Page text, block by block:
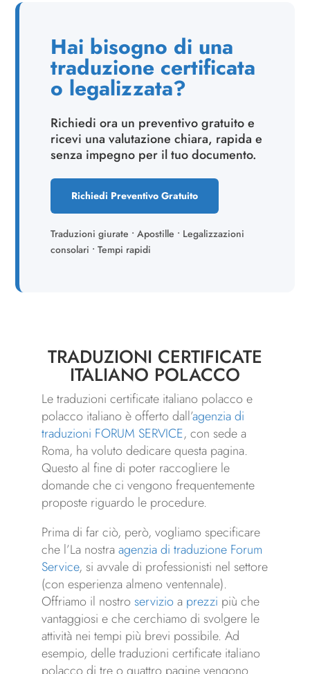
Hai bisogno di una
traduzione certificata
o legalizzata?
Richiedi ora un preventivo gratuito e
ricevi una valutazione chiara, rapida e
senza impegno per il tuo documento.
Richiedi Preventivo Gratuito
Traduzioni giurate • Apostille • Legalizzazioni
consolari • Tempi rapidi
TRADUZIONI CERTIFICATE
ITALIANO POLACCO
Le traduzioni certificate italiano polacco e
polacco italiano è offerto dall’agenzia di
traduzioni FORUM SERVICE, con sede a
Roma, ha voluto dedicare questa pagina.
Questo al fine di poter raccogliere le
domande che ci vengono frequentemente
proposte riguardo le procedure.
Prima di far ciò, però, vogliamo specificare
che l’La nostraagenzia di traduzione Forum
Service, si avvale di professionisti nel settore
(con esperienza almeno ventennale).
Offriamo il nostroservizioa prezzi più che
vantaggiosi e che cerchiamo di svolgere le
attività nei tempi più brevi possibile. Ad
esempio, delle traduzioni certificate italiano
polacco di tre o quattro pagine vengono